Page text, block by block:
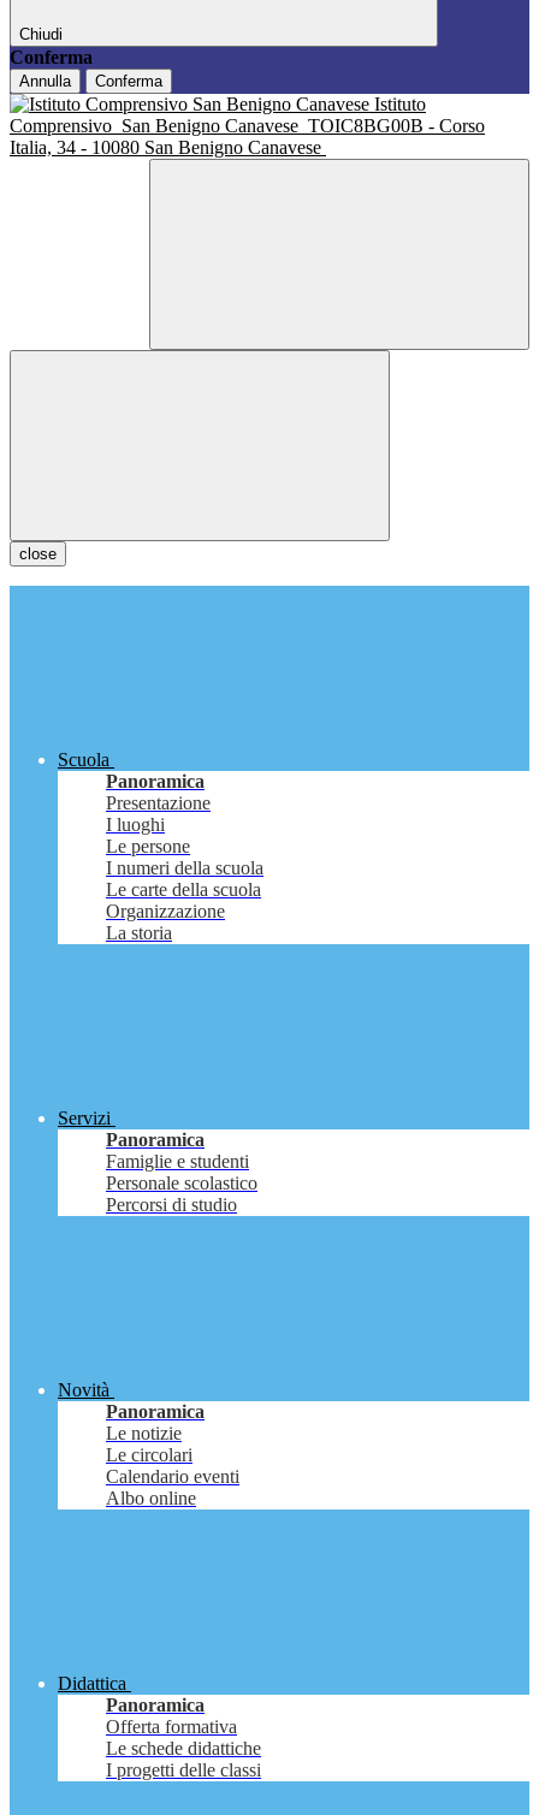
Chiudi
Conferma
Annulla Conferma
Istituto
Comprensivo San Benigno Canavese TOIC8BG00B - Corso
Italia, 34 - 10080 San Benigno Canavese
close
Scuola
Panoramica
Presentazione
I luoghi
Le persone
I numeri della scuola
Le carte della scuola
Organizzazione
La storia
Servizi
Panoramica
Famiglie e studenti
Personale scolastico
Percorsi di studio
Novità
Panoramica
Le notizie
Le circolari
Calendario eventi
Albo online
Didattica
Panoramica
Offerta formativa
Le schede didattiche
I progetti delle classi